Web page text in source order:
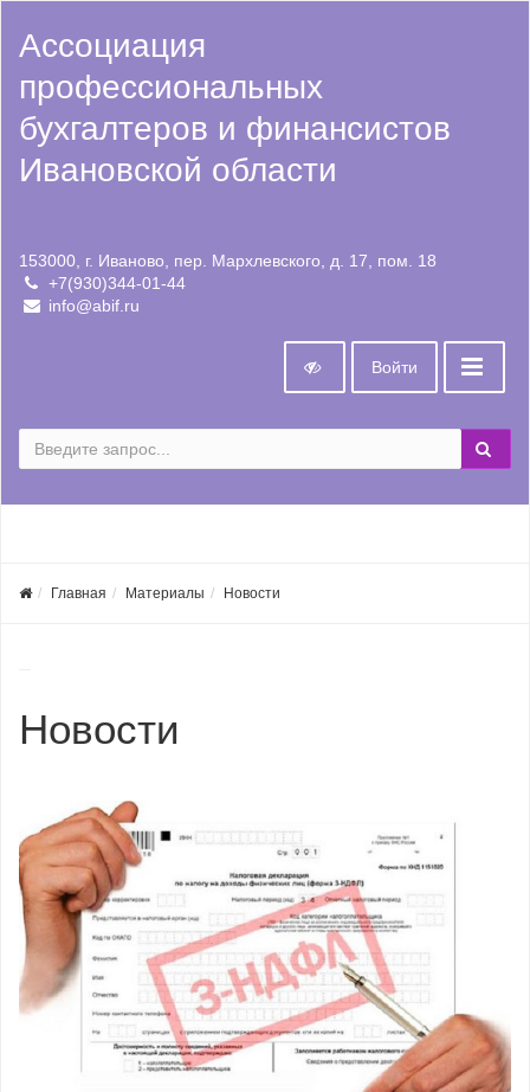
Ассоциация
профессиональных
бухгалтеров и финансистов
Ивановской области
153000, г. Иваново, пер. Мархлевского, д. 17, пом. 18
+7(930)344-01-44
info@abif.ru
Войти
Главная Материалы Новости
Новости